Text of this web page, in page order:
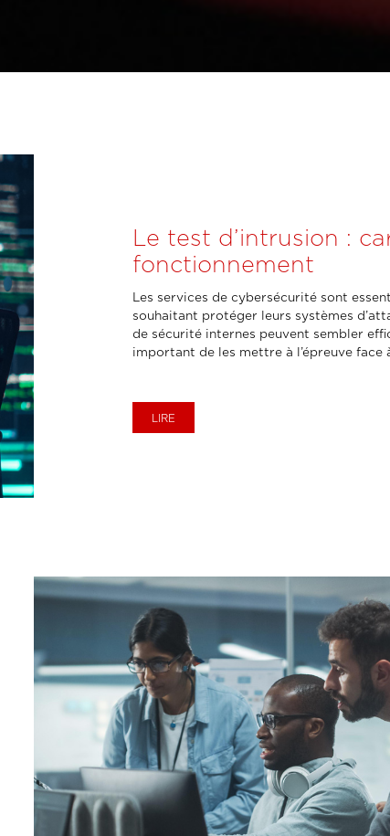
Le test d’intrusion :
fonctionnement
Les services de cybersécurité sont
souhaitant protéger leurs systèmes
de sécurité internes peuvent sembler
important de les mettre à l’épreuve face
LIRE